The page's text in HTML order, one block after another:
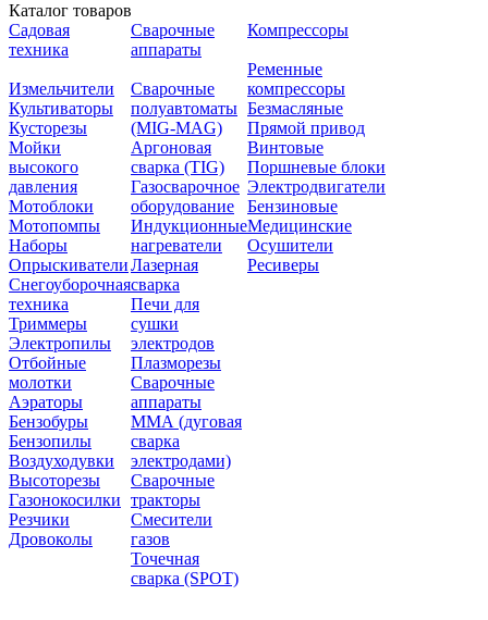
Каталог товаров
Садовая
техника
Измельчители
Культиваторы
Кусторезы
Мойки
высокого
давления
Мотоблоки
Мотопомпы
Наборы
Опрыскиватели
Снегоуборочная
техника
Триммеры
Электропилы
Отбойные
молотки
Аэраторы
Бензобуры
Бензопилы
Воздуходувки
Высоторезы
Газонокосилки
Резчики
Дровоколы
Сварочные
аппараты
Сварочные
полуавтоматы
(MIG-MAG)
Аргоновая
сварка (TIG)
Газосварочное
оборудование
Индукционные
нагреватели
Лазерная
сварка
Печи для
сушки
электродов
Плазморезы
Сварочные
аппараты
ММА (дуговая
сварка
электродами)
Сварочные
тракторы
Смесители
газов
Точечная
сварка (SPOT)
Компрессоры
Ременные
компрессоры
Безмасляные
Прямой привод
Винтовые
Поршневые блоки
Электродвигатели
Бензиновые
Медицинские
Осушители
Ресиверы